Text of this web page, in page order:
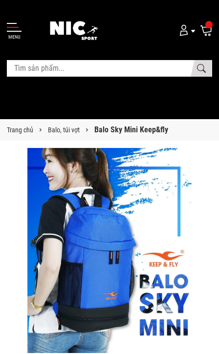
MENU
Trang chủ Balo, túi vợt Balo Sky Mini Keep&fly